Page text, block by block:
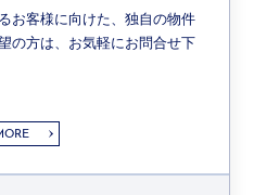
お客様に向けた、独自の物件
の方は、お気軽にお問合せ下